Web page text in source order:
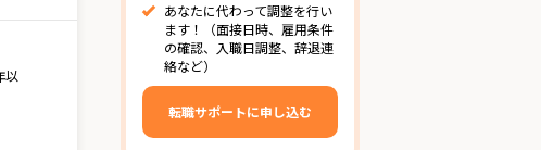
以
あなたに代わって調整を行い
ます！（面接日時、雇用条件
の確認、入職日調整、辞退連
絡など）
転職サポートに申し込む